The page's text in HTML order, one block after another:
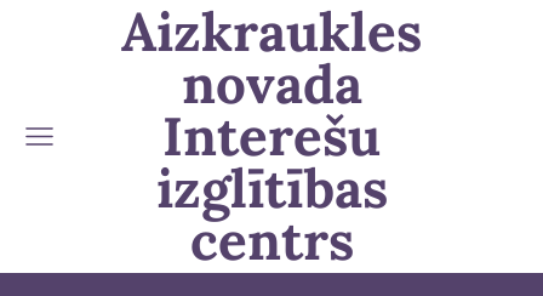
Aizkraukles
novada
Interešu
izglītības
centrs